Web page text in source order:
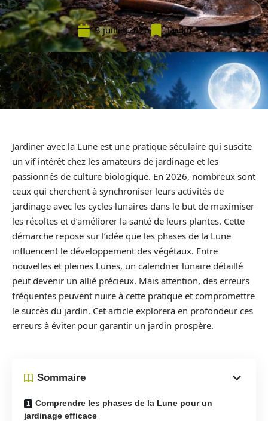
3 juillet 2026 Jardin
Jardiner avec la Lune est une pratique séculaire qui suscite
un vif intérêt chez les amateurs de jardinage et les
passionnés de culture biologique. En 2026, nombreux sont
ceux qui cherchent à synchroniser leurs activités de
jardinage avec les cycles lunaires dans le but de maximiser
les récoltes et d’améliorer la santé de leurs plantes. Cette
démarche repose sur l’idée que les phases de la Lune
influencent le développement des végétaux. Entre
nouvelles et pleines Lunes, un calendrier lunaire détaillé
peut devenir un allié précieux. Mais attention, des erreurs
fréquentes peuvent nuire à cette pratique et compromettre
le succès du jardin. Cet article explorera en profondeur ces
erreurs à éviter pour garantir un jardin prospère.
Sommaire
Comprendre les phases de la Lune pour un
jardinage efficace